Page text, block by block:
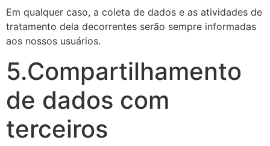
Em qualquer caso, a coleta de dados e as atividades de
tratamento dela decorrentes serão sempre informadas
aos nossos usuários.
5.Compartilhamento
de dados com
terceiros